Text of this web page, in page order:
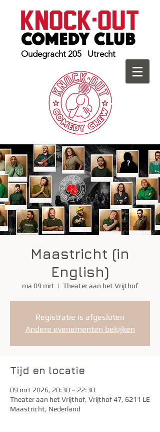
Oudegracht 205 Utrecht
Maastricht (in
English)
ma 09 mrt
  |
Theater aan het Vrijthof
Registratie is afgesloten
Andere evenementen bekijken
Tijd en locatie
09 mrt 2026, 20:30 – 22:30
Theater aan het Vrijthof, Vrijthof 47, 6211 LE
Maastricht, Nederland